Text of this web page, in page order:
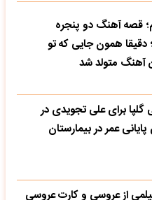
قصه آهنگ دو پنجره
همون جایی که تو
آهنگ متولد شد
گلپا برای علی تجویدی در
عمر در بیمارستان
از عروسی و کارت عروسی